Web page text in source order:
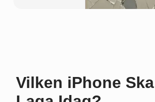
Vilken iPhone